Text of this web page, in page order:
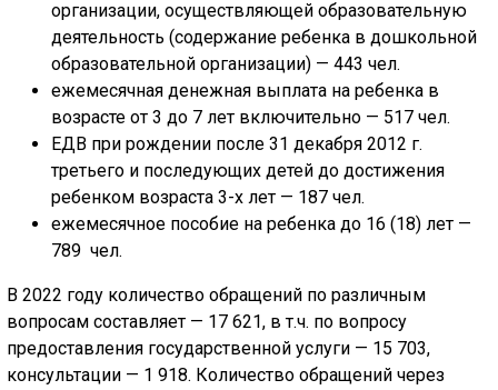
организации, осуществляющей образовательную
деятельность (содержание ребенка в дошкольной
образовательной организации) — 443 чел.
ежемесячная денежная выплата на ребенка в
возрасте от 3 до 7 лет включительно — 517 чел.
ЕДВ при рождении после 31 декабря 2012 г.
третьего и последующих детей до достижения
ребенком возраста 3-х лет — 187 чел.
ежемесячное пособие на ребенка до 16 (18) лет —
789 чел.
В 2022 году количество обращений по различным
вопросам составляет — 17 621, в т.ч. по вопросу
предоставления государственной услуги — 15 703,
консультации — 1 918. Количество обращений через